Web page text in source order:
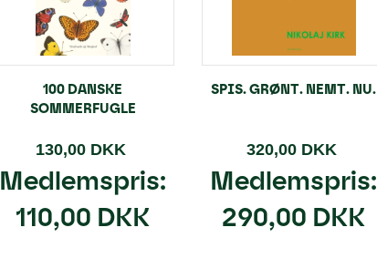
100 DANSKE
SOMMERFUGLE
130,00 DKK
Medlemspris:
110,00 DKK
SPIS. GRØNT. NEMT. NU.
320,00 DKK
Medlemspris:
290,00 DKK